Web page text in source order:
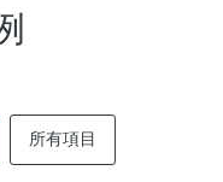
所有項目